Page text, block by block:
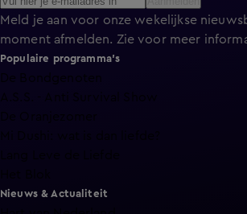
Meld je aan voor onze wekelijkse
moment afmelden. Zie voor meer
Populaire programma's
De Bondgenoten
Nieuws & Actualiteit